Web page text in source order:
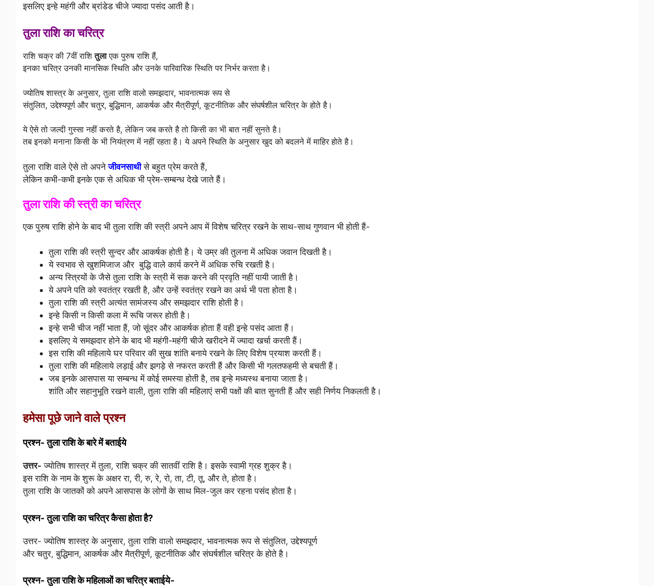
इसलिए इन्हे महंगी और ब्रांडेड चीजे ज्यादा पसंद आती है।
तुला राशि का चरित्र
राशि चक्र की 7वीं राशितुलाएक पुरुष राशि हैं,
इनका चरित्र उनकी मानसिक स्थिति और उनके पारिवारिक स्थिति पर निर्भर करता है।
ज्योतिष शास्त्र के अनुसार, तुला राशिवालोसमझदार, भावनात्मक रूप से
संतुलित, उद्देश्यपूर्ण और चतुर, बुद्धिमान, आकर्षक और मैत्रीपूर्ण, कूटनीतिक और संघर्षशील चरित्र के होते है।
ये ऐसे तो जल्दी गुस्सा नहीं करते है, लेकिन जब करते है तो किसी का भी बात नहीं सुनते है।
तब इनको मनाना किसी के भी नियंत्रण में नहीं रहता है। ये अपने स्थिति के अनुसार खुद को बदलने में माहिर होते है।
तुला राशि वाले ऐसे तो अपनेजीवनसाथीसे बहुत प्रेम करते हैं,
लेकिन कभी-कभी इनके एक से अधिक भी प्रेम-सम्बन्ध देखे जाते हैं।
तुला राशि की स्त्री का चरित्र
एक पुरुष राशि होने के बाद भी तुला राशि की स्त्री अपने आप में विशेष चरित्र रखने के साथ-साथ गुणवान भी होती हैं-
तुला राशि की स्त्री सुन्दर और आकर्षक होती है। ये उम्र की तुलना में अधिक जवान दिखती है।
ये स्वभाव से खुशमिजाज और बुद्धि वाले कार्य करने में अधिक रुचि रखती है।
अन्य स्त्रियों के जैसे तुला राशि के स्त्री में सक करने की प्रवृति नहीं पायी जाती है।
ये अपने पति को स्वतंत्र रखती है, और उन्हें स्वतंत्र रखने का अर्थ भी पता होता है।
तुला राशि की स्त्री अत्यंत सामंजस्य और समझदार राशि होती है।
इन्हे किसी न किसी कला में रूचि जरूर होती है।
इन्हे सभी चीजनहींभाता हैं, जो सूंदर और आकर्षक होता हैं वही इन्हे पसंद आता हैं।
इसलिए ये समझदार होने के बाद भी महंगी-महंगी चीजे खरीदने में ज्यादा खर्चा करती हैं।
इस राशि की महिलाये घर परिवार की सुख शांति बनाये रखने के लिए विशेष प्रयाश करती हैं।
तुला राशि की महिलाये लड़ाई और झगड़े से नफरत करती हैं और किसी भी गलतफहमी से बचती हैं।
जब इनके आसपास या सम्बन्ध में कोई समस्या होती है, तब इन्हे मध्यस्थ बनाया जाता है।
शांति और सहानुभूति रखने वाली, तुला राशि की महिलाएं सभी पक्षों की बात सुनती हैं और सही निर्णय निकलती है।
हमेसा पूछे जाने वाले प्रश्न
प्रश्न- तुला राशि के बारे में बताईये
उत्तर- ज्योतिष शास्त्र में तुला, राशि चक्र की सातवीं राशि है। इसके स्वामी ग्रह शुक्र है।
इस राशि के नाम के शुरू के अक्षर रा, री, रु, रे, रो, ता, टी, तू, और ते, होता है।
तुला राशि के जातकों को अपने आसपास के लोगों के साथ मिल-जुल कर रहना पसंद होता है।
प्रश्न- तुला राशि का चरित्र कैसा होता है?
उत्तर- ज्योतिष शास्त्र के अनुसार, तुला राशिवालोसमझदार, भावनात्मक रूप से संतुलित, उद्देश्यपूर्ण
और चतुर, बुद्धिमान, आकर्षक और मैत्रीपूर्ण, कूटनीतिक और संघर्षशील चरित्र के होते है।
प्रश्न- तुला राशि के महिलाओं का चरित्र बताईये-